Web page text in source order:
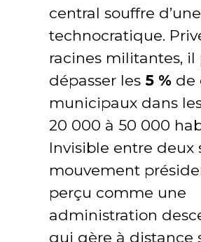
central souffre
technocratique.
racines militantes, il
dépasser les 5 % de
municipaux dans
20 000 à 50 000
Invisible entre deux
mouvement
perçu comme une
administration
qui gère à distance